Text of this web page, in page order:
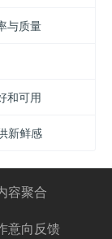
与质量
和可用
新鲜感
容聚合
意向反馈